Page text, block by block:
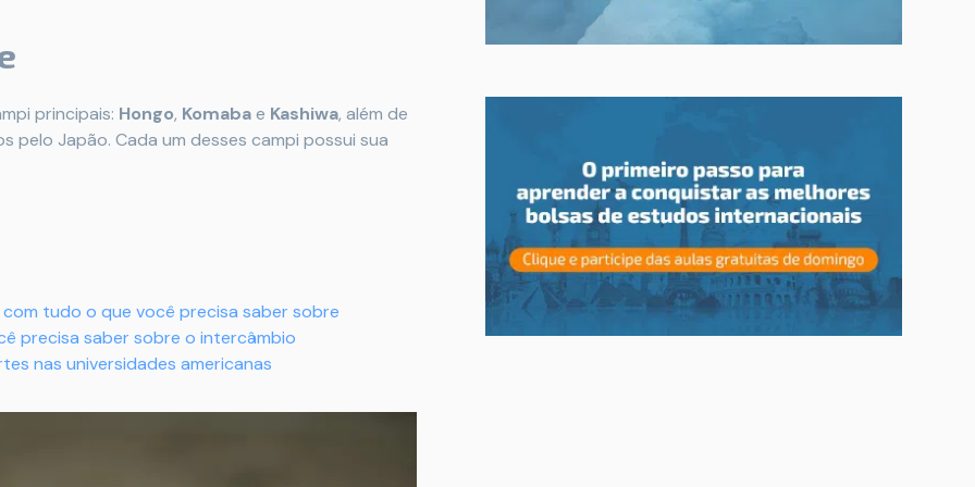
principais: Hongo, Komabae Kashiwa, além de
Japão. Cada um desses campi possui sua
tudo o que você precisa saber sobre
precisa saber sobre o intercâmbio
nas universidades americanas